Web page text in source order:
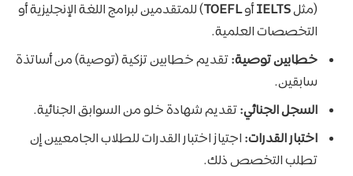
(مثلIELTSأوTOEFL) للمتقدمين لبرامج اللغة الإنجليزية أو
التخصصات العلمية.
خطابين توصية:تقديم خطابين تزكية (توصية) من أساتذة
سابقين.
السجل الجنائي:تقديم شهادة خلو من السوابق الجنائية.
اختبار القدرات: اجتياز اختبار القدرات للطلاب الجامعيين إن
تطلب التخصص ذلك.